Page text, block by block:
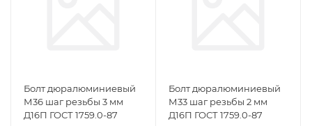
Болт дюралюминиевый
М36 шаг резьбы 3 мм
Д16П ГОСТ 1759.0-87
Болт дюралюминиевый
М33 шаг резьбы 2 мм
Д16П ГОСТ 1759.0-87